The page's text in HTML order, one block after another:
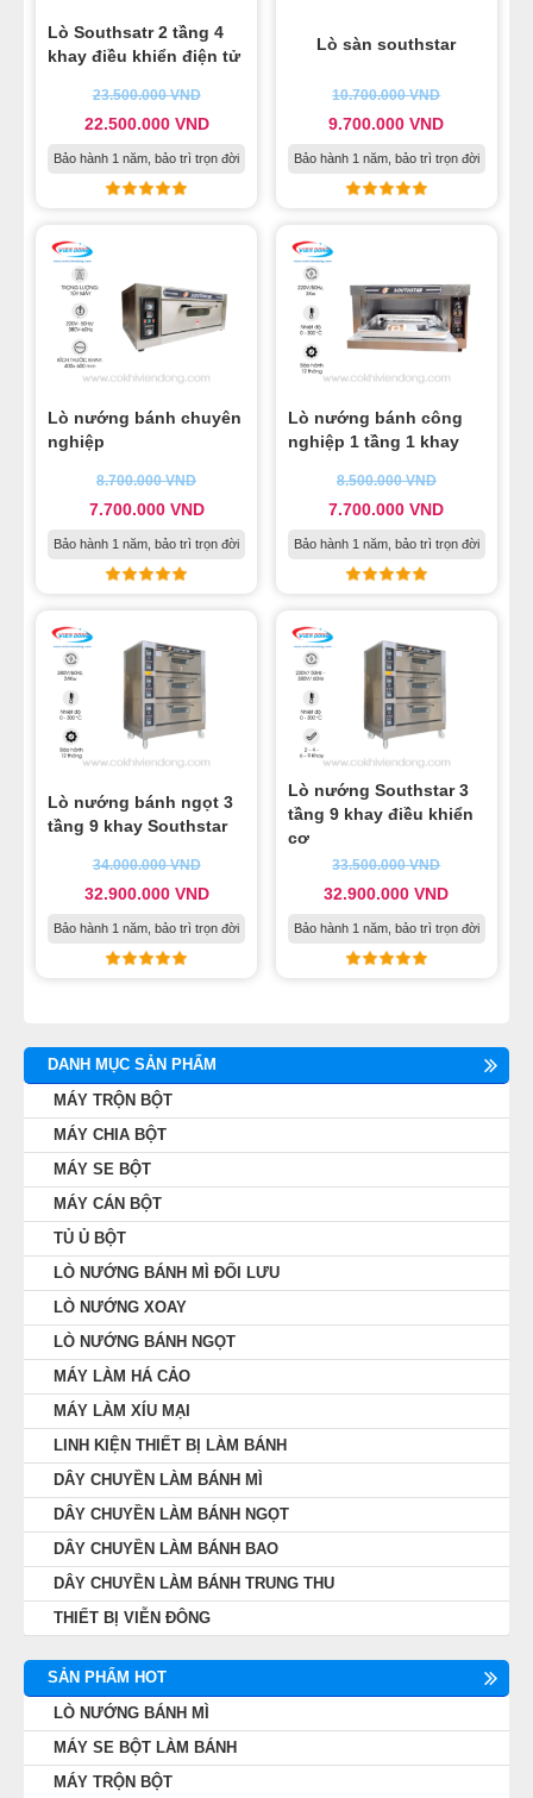
Lò Southsatr 2 tầng 4
khay điều khiển điện tử
23.500.000VND
22.500.000 VND
Bảo hành 1 năm, bảo trì trọn đời
Lò sàn southstar
10.700.000VND
9.700.000VND
Bảo hành 1 năm, bảo trì trọn đời
Lò nướng bánh chuyên
nghiệp
8.700.000VND
7.700.000 VND
Bảo hành 1 năm, bảo trì trọn đời
Lò nướng bánh công
nghiệp 1 tầng 1 khay
8.500.000VND
7.700.000VND
Bảo hành 1 năm, bảo trì trọn đời
Lò nướng bánh ngọt 3
tầng 9 khay Southstar
34.000.000VND
32.900.000 VND
Bảo hành 1 năm, bảo trì trọn đời
Lò nướng Southstar 3
tầng 9 khay điều khiển
cơ
33.500.000VND
32.900.000VND
Bảo hành 1 năm, bảo trì trọn đời
DANH MỤC SẢN PHẨM
MÁY TRỘN BỘT
MÁY CHIA BỘT
MÁY SE BỘT
MÁY CÁN BỘT
TỦ Ủ BỘT
LÒ NƯỚNG BÁNH MÌ ĐỐI LƯU
LÒ NƯỚNG XOAY
LÒ NƯỚNG BÁNH NGỌT
MÁY LÀM HÁ CẢO
MÁY LÀM XÍU MẠI
LINH KIỆN THIẾT BỊ LÀM BÁNH
DÂY CHUYỀN LÀM BÁNH MÌ
DÂY CHUYỀN LÀM BÁNH NGỌT
DÂY CHUYỀN LÀM BÁNH BAO
DÂY CHUYỀN LÀM BÁNH TRUNG THU
THIẾT BỊ VIỄN ĐÔNG
SẢN PHẨM HOT
LÒ NƯỚNG BÁNH MÌ
MÁY SE BỘT LÀM BÁNH
MÁY TRỘN BỘT